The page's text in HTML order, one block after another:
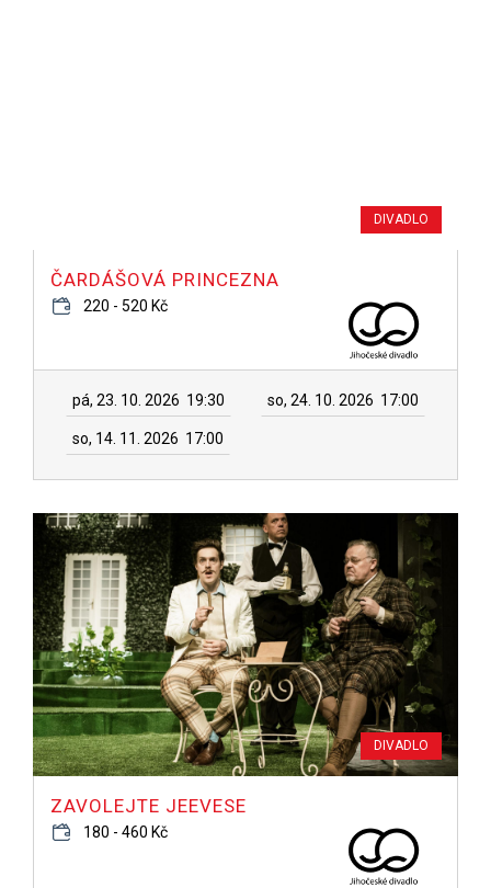
DIVADLO
ČARDÁŠOVÁ PRINCEZNA
220 - 520 Kč
pá, 23. 10. 2026 19:30 so, 24. 10. 2026 17:00
so, 14. 11. 2026 17:00
DIVADLO
ZAVOLEJTE JEEVESE
180 - 460 Kč